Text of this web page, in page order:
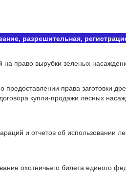
разрешительная,
право вырубки зеленых
предоставлении права заготовки
купли-продажи лесных
и отчетов об использовании
охотничьего билета единого